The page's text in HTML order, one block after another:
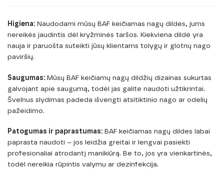
Higiena: Naudodami mūsų BAF keičiamas nagų dildes, jums
nereikės jaudintis dėl kryžminės taršos. Kiekviena dildė yra
nauja ir paruošta suteikti jūsų klientams tolygų ir glotnų nago
paviršių.
Saugumas: Mūsų BAF keičiamų nagų dildžių dizainas sukurtas
galvojant apie saugumą, todėl jas galite naudoti užtikrintai.
Švelnus slydimas padeda išvengti atsitiktinio nago ar odelių
pažeidimo.
Patogumas ir paprastumas: BAF keičiamas nagų dildes labai
paprasta naudoti – jos leidžia greitai ir lengvai pasiekti
profesionaliai atrodantį manikiūrą. Be to, jos yra vienkartinės,
todėl nereikia rūpintis valymu ar dezinfekcija.